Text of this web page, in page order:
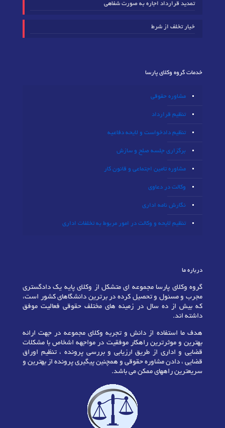
تمدید قرارداد اجاره به صورت شفاهی
خیار تخلف از شرط
خدمات گروه وکلای پارسا
مشاوره حقوقی
تنظیم قرارداد
تنظیم دادخواست و لایحه دفاعیه
برگزاری جلسه صلح و سازش
مشاوره تامین اجتماعی و قانون کار
وکالت در دعاوی
نگارش نامه اداری
تنظیم لایحه و وکالت در امور مربوط به تخلفات اداری
درباره ما
گروه وکلای پارسا مجموعه ای متشکل از وکلای پایه یک دادگستری
مجرب و مسئول و تحصیل کرده در برترین دانشگاهای کشور است،
که بیش از ده سال در زمینه های مختلف حقوقی فعالیت موفق
داشته اند.
هدف ما استفاده از دانش و تجربه وکلای مجموعه در جهت ارائه
بهترین و موثرترین راهکار موفقیت در مواجهه اشخاص با مشکلات
قضایی و اداری از طریق ارزیابی و بررسی پرونده ، تنظیم اوراق
قضایی ، دادن مشاوره حقوقی و همچنین پیگیری پرونده از بهترین و
سریعترین راههای ممکن می باشد.